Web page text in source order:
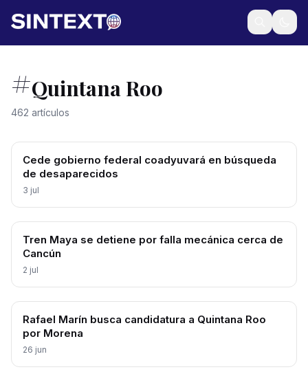
#Quintana Roo
462 artículos
Cede gobierno federal coadyuvará en búsqueda
de desaparecidos
3 jul
Tren Maya se detiene por falla mecánica cerca de
Cancún
2 jul
Rafael Marín busca candidatura a Quintana Roo
por Morena
26 jun